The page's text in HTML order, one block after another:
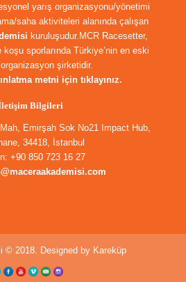
yarış organizasyonu/yönetimi
saha aktiviteleri alanında çalışan
kuruluşudur.MCR Racesetter,
sporlarında Türkiye’nin en eski
şirketidir.
metni için tıklayınız.
Bilgileri
Emirşah Sok No21 Impact Hub,
34418, İstanbul
+90 850 723 16 27
© 2018. Designed by Kareküp